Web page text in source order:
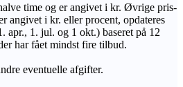
time og er angivet i kr. Øvrige pris-
angivet i kr. eller procent, opdateres
apr., 1. jul. og 1 okt.) baseret på 12
har fået mindst fire tilbud.
eventuelle afgifter.